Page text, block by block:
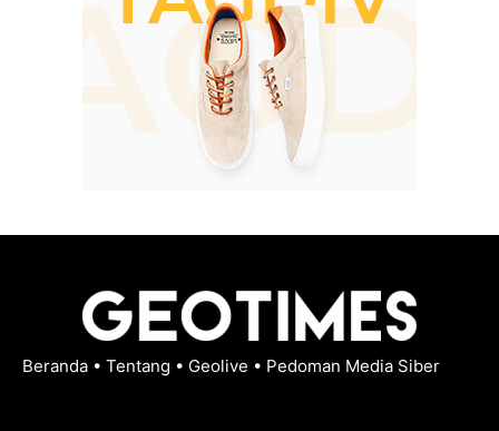
Beranda • Tentang • Geolive • Pedoman Media Siber